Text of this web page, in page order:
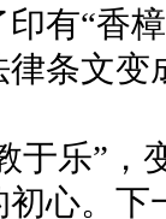
有“香
条文变
乐”，
心。